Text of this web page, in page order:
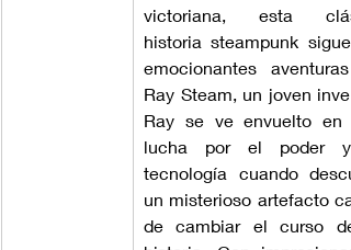
victoriana, esta
historia steampunk sigue
emocionantes aventuras
Ray Steam, un joven
Ray se ve envuelto en
lucha por el poder
tecnología cuando
un misterioso artefacto
de cambiar el curso